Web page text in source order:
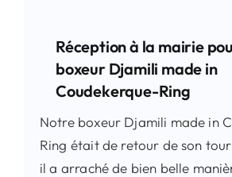
Réception à la mairie
boxeur Djamili made in
Coudekerque-Ring
Notre boxeur Djamili made in
Ring était de retour de son
il a arraché de bien belle